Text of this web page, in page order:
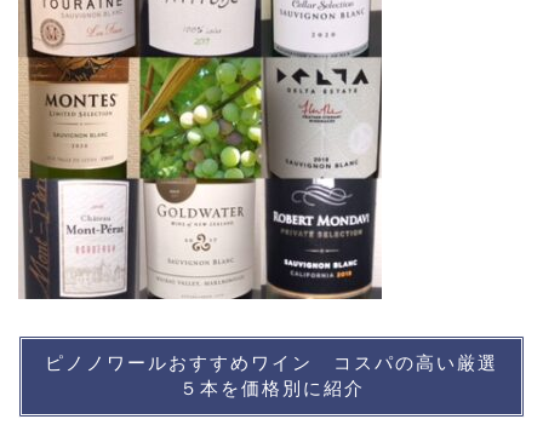
ピノノワールおすすめワイン コスパの高い厳選
５本を価格別に紹介